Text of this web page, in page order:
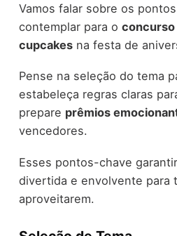
Vamos falar sobre os
contemplar para o concurso
cupcakesna festa de
Pense na seleção do tema
estabeleça regras claras
prepare prêmios
vencedores.
Esses pontos-chave
divertida e envolvente para
aproveitarem.